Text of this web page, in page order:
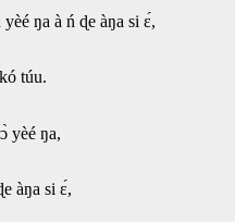
ŋa à ń ɖe àŋa si ɛ́,
túu.
yèé ŋa,
àŋa si ɛ́,